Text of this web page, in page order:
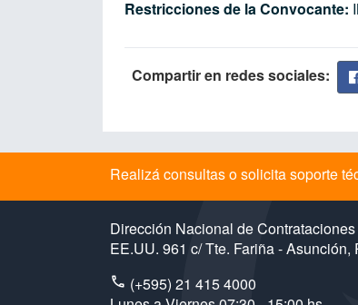
Restricciones de la Convocante:
Compartir en redes sociales:
Realizá consultas o solicita soporte
Dirección Nacional de
EE.UU. 961 c/ Tte. Fariña - Asunción,
(+595) 21 415 4000